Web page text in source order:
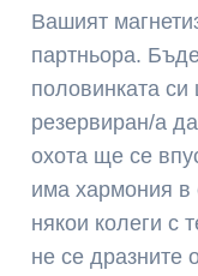
Вашият
партньора.
половинката
резервиран/а
охота ще се
има хармония в
някои колеги с
не се дразните